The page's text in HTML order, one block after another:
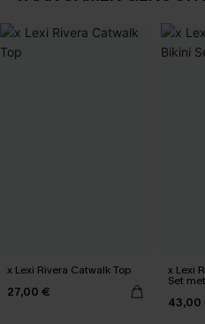
x Lexi Rivera Catwalk Top
27,00 €
x Lexi
Set
43,00